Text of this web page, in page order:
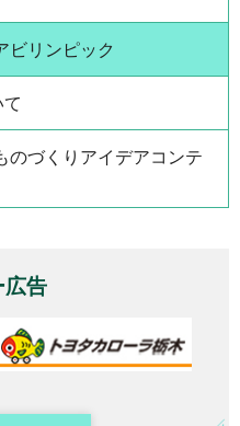
ビリンピック
のづくりアイデアコンテ
広告